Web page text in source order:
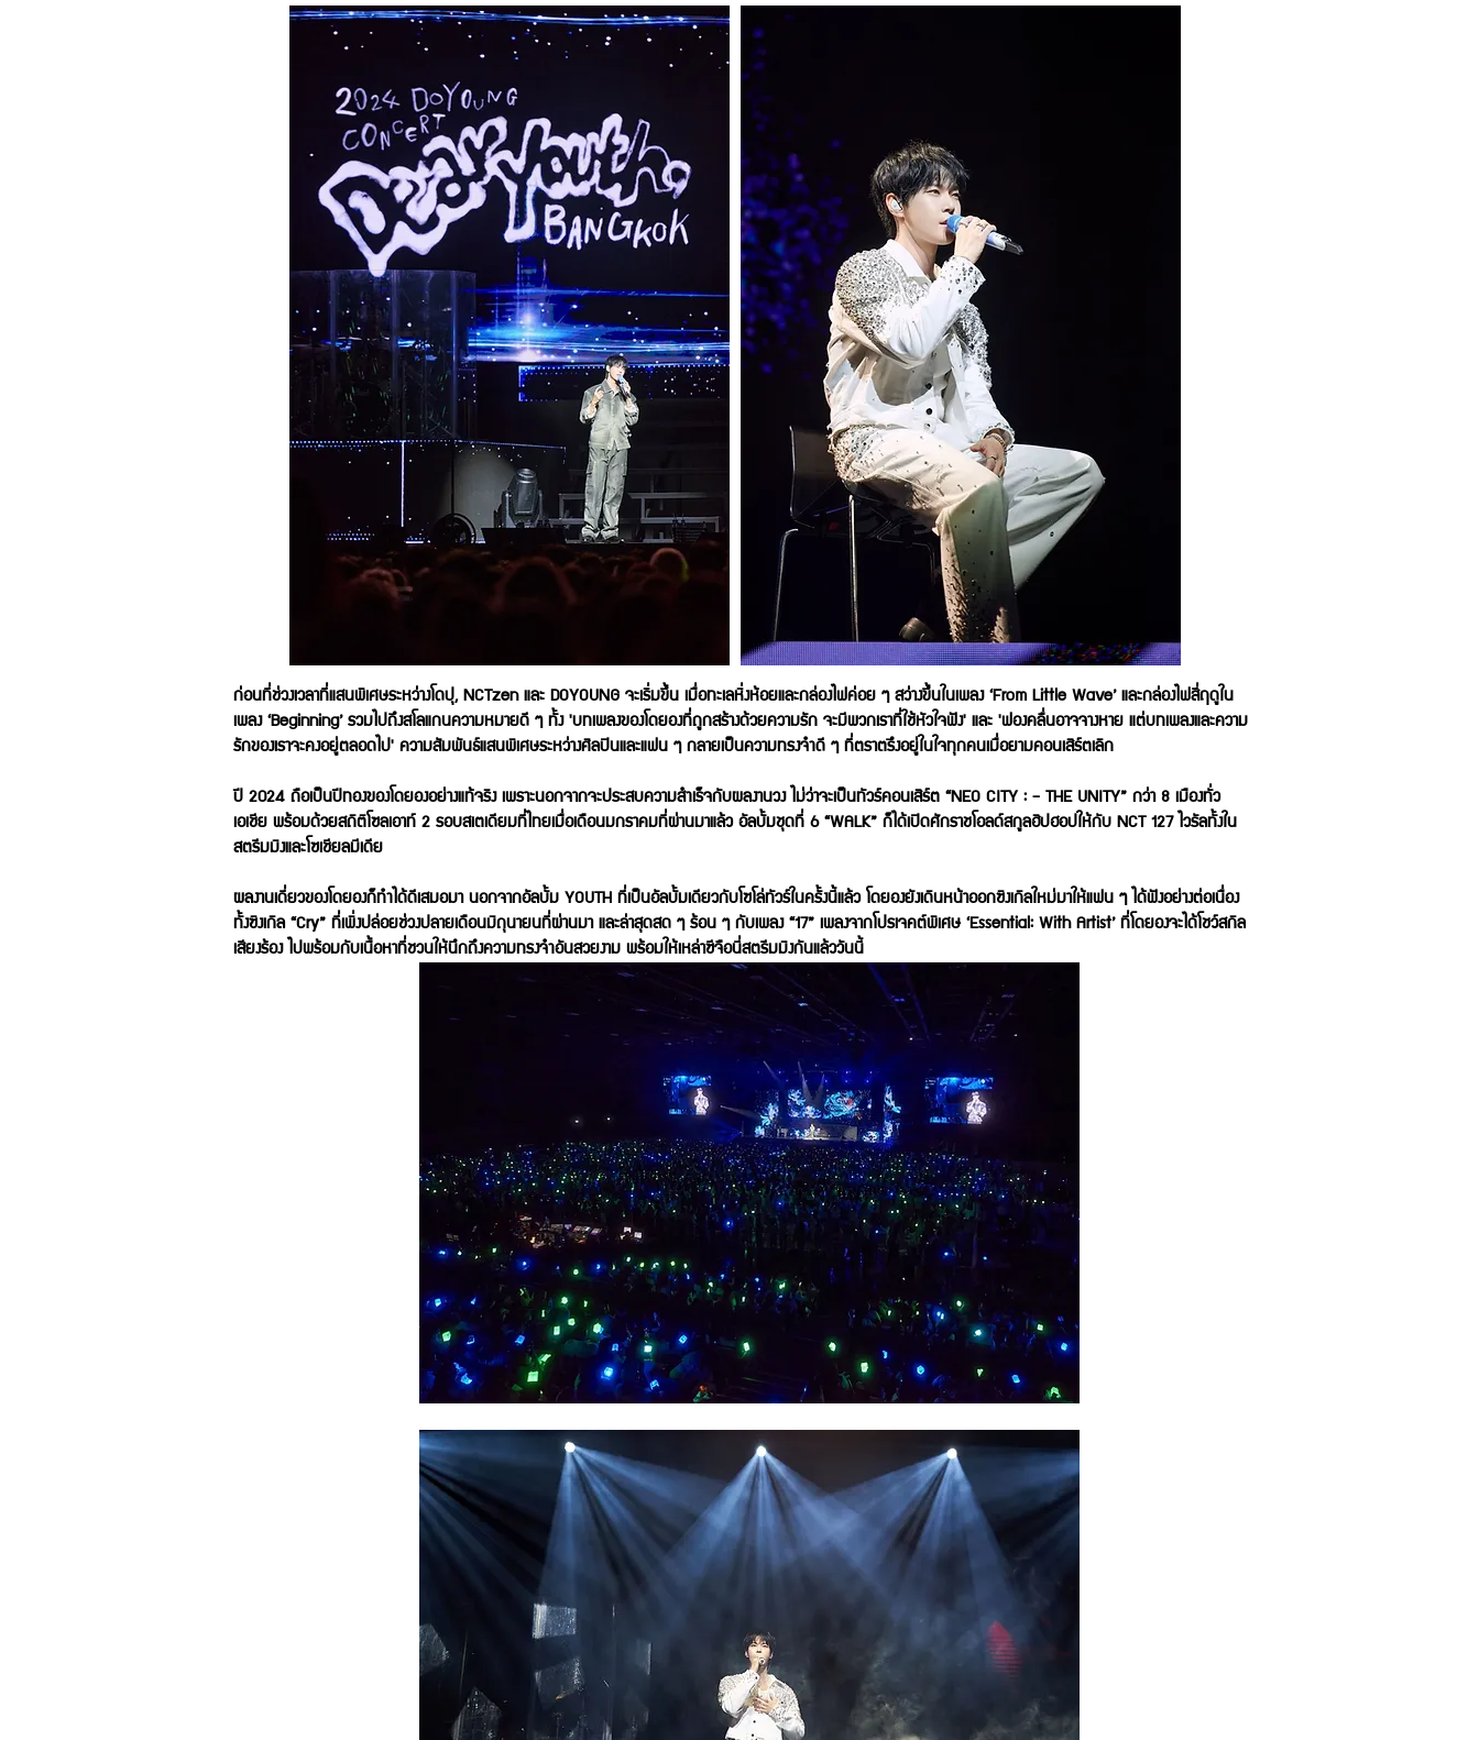
ก่อนที่ช่วงเวลาที่แสนพิเศษระหว่างโดปุ, NCTzen และ DOYOUNG จะเริ่มขึ้น เมื่อทะเลหิ่งห้อยและกล่องไฟค่อย ๆ สว่างขึ้นในเพลง ‘From Little Wave’ และกล่องไฟสี่ฤดูใน
เพลง ‘Beginning’ รวมไปถึงสโลแกนความหมายดี ๆ ทั้ง 'บทเพลงของโดยองที่ถูกสร้างด้วยความรัก จะมีพวกเราที่ใช้หัวใจฟัง' และ 'ฟองคลื่นอาจจางหาย แต่บทเพลงและความ
รักของเราจะคงอยู่ตลอดไป' ความสัมพันธ์แสนพิเศษระหว่างศิลปินและแฟน ๆ กลายเป็นความทรงจำดี ๆ ที่ตราตรึงอยู่ในใจทุกคนเมื่อยามคอนเสิร์ตเลิก
ปี 2024 ถือเป็นปีทองของโดยองอย่างแท้จริง เพราะนอกจากจะประสบความสำเร็จกับผลงานวง ไม่ว่าจะเป็นทัวร์คอนเสิร์ต “NEO CITY : - THE UNITY” กว่า 8 เมืองทั่ว
เอเชีย พร้อมด้วยสถิติโซลเอาท์ 2 รอบสเตเดียมที่ไทยเมื่อเดือนมกราคมที่ผ่านมาแล้ว อัลบั้มชุดที่ 6 “WALK” ก็ได้เปิดศักราชโอลด์สกูลฮิปฮอปให้กับ NCT 127 ไวรัลทั้งใน
สตรีมมิงและโซเชียลมีเดีย
ผลงานเดี่ยวของโดยองก็ทำได้ดีเสมอมา นอกจากอัลบั้ม YOUTH ที่เป็นอัลบั้มเดียวกับโซโล่ทัวร์ในครั้งนี้แล้ว โดยองยังเดินหน้าออกซิงเกิลใหม่มาให้แฟน ๆ ได้ฟังอย่างต่อเนื่อง
ทั้งซิงเกิล “Cry” ที่เพิ่งปล่อยช่วงปลายเดือนมิถุนายนที่ผ่านมา และล่าสุดสด ๆ ร้อน ๆ กับเพลง “17” เพลงจากโปรเจคต์พิเศษ ‘Essential: With Artist’ ที่โดยองจะได้โชว์สกิล
เสียงร้อง ไปพร้อมกับเนื้อหาที่ชวนให้นึกถึงความทรงจำอันสวยงาม พร้อมให้เหล่าซีจือนี่สตรีมมิงกันแล้ววันนี้